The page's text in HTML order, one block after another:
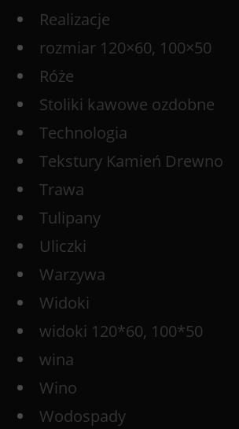
Realizacje
rozmiar 120×60, 100×50
Róże
Stoliki kawowe ozdobne
Technologia
Tekstury Kamień Drewno
Trawa
Tulipany
Uliczki
Warzywa
Widoki
widoki 120*60, 100*50
wina
Wino
Wodospady